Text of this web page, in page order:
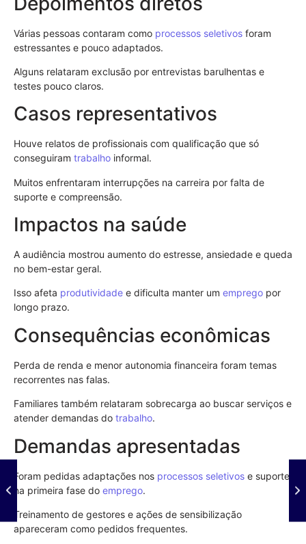
Várias pessoas contaram como processos seletivos foram
estressantes e pouco adaptados.
Alguns relataram exclusão por entrevistas barulhentas e
testes pouco claros.
Casos representativos
Houve relatos de profissionais com qualificação que só
conseguiram trabalho informal.
Muitos enfrentaram interrupções na carreira por falta de
suporte e compreensão.
Impactos na saúde
A audiência mostrou aumento do estresse, ansiedade e queda
no bem-estar geral.
Isso afeta produtividade e dificulta manter um emprego por
longo prazo.
Consequências econômicas
Perda de renda e menor autonomia financeira foram temas
recorrentes nas falas.
Familiares também relataram sobrecarga ao buscar serviços e
atender demandas do trabalho.
Demandas apresentadas
Foram pedidas adaptações nos processos seletivos e suporte
na primeira fase do emprego.
Treinamento de gestores e ações de sensibilização
apareceram como pedidos frequentes.